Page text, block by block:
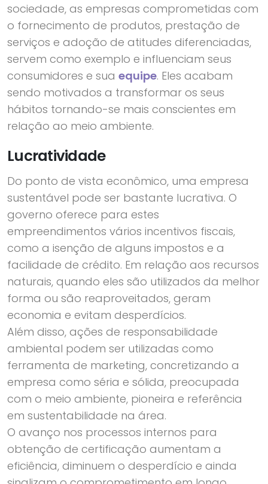
sociedade, as empresas comprometidas com
o fornecimento de produtos, prestação de
serviços e adoção de atitudes diferenciadas,
servem como exemplo e influenciam seus
consumidores e sua equipe. Eles acabam
sendo motivados a transformar os seus
hábitos tornando-se mais conscientes em
relação ao meio ambiente.
Lucratividade
Do ponto de vista econômico, uma empresa
sustentável pode ser bastante lucrativa. O
governo oferece para estes
empreendimentos vários incentivos fiscais,
como a isenção de alguns impostos e a
facilidade de crédito. Em relação aos recursos
naturais, quando eles são utilizados da melhor
forma ou são reaproveitados, geram
economia e evitam desperdícios.
Além disso, ações de responsabilidade
ambiental podem ser utilizadas como
ferramenta de marketing, concretizando a
empresa como séria e sólida, preocupada
com o meio ambiente, pioneira e referência
em sustentabilidade na área.
O avanço nos processos internos para
obtenção de certificação aumentam a
eficiência, diminuem o desperdício e ainda